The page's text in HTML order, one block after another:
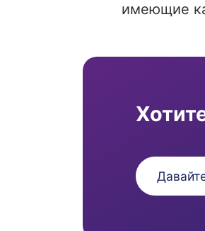
имеющие